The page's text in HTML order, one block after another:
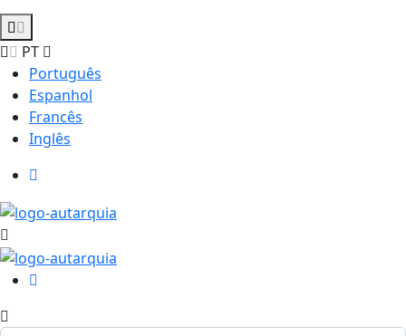
PT
Português
Espanhol
Francês
Inglês